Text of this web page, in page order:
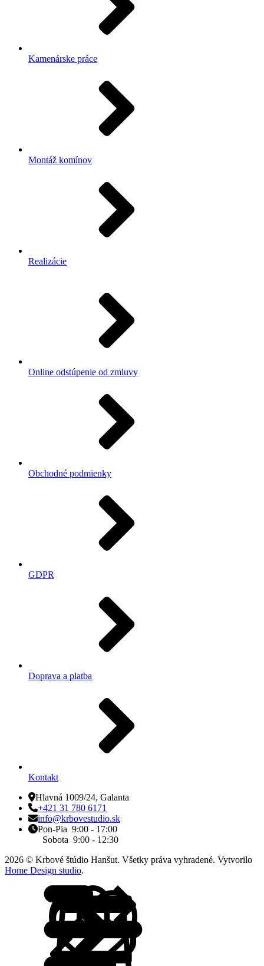
Kamenárske práce
Montáž komínov
Realizácie
Online odstúpenie od zmluvy
Obchodné podmienky
GDPR
Doprava a platba
Kontakt
Hlavná 1009/24, Galanta
+421 31 780 6171
info@krbovestudio.sk
Pon-Pia 9:00 - 17:00
Sobota 9:00 - 12:30
2026 © Krbové štúdio Hanšut. Všetky práva vyhradené. Vytvorilo
Home Design studio.